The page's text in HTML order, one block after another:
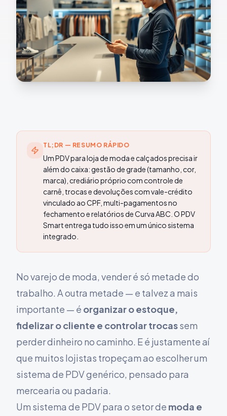
TL;DR — RESUMO RÁPIDO
Um PDV para loja de moda e calçados precisa ir
além do caixa: gestão de grade (tamanho, cor,
marca), crediário próprio com controle de
carnê, trocas e devoluções com vale-crédito
vinculado ao CPF, multi-pagamentos no
fechamento e relatórios de Curva ABC. O PDV
Smart entrega tudo isso em um único sistema
integrado.
No varejo de moda, vender é só metade do
trabalho. A outra metade — e talvez a mais
importante — é organizar o estoque,
fidelizar o cliente e controlar trocassem
perder dinheiro no caminho. E é justamente aí
que muitos lojistas tropeçam ao escolher um
sistema de PDV genérico, pensado para
mercearia ou padaria.
Um sistema de PDV para o setor de moda e